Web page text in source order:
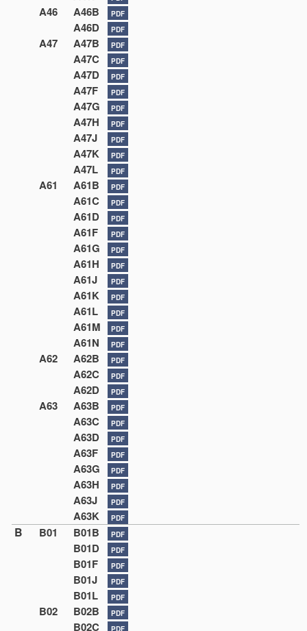
A46 A46B PDF
A46D PDF
A47 A47B PDF
A47C PDF
A47D PDF
A47F PDF
A47G PDF
A47H PDF
A47J PDF
A47K PDF
A47L PDF
A61 A61B PDF
A61C PDF
A61D PDF
A61F PDF
A61G PDF
A61H PDF
A61J PDF
A61K PDF
A61L PDF
A61M PDF
A61N PDF
A62 A62B PDF
A62C PDF
A62D PDF
A63 A63B PDF
A63C PDF
A63D PDF
A63F PDF
A63G PDF
A63H PDF
A63J PDF
A63K PDF
B B01 B01B PDF
B01D PDF
B01F PDF
B01J PDF
B01L PDF
B02 B02B PDF
B02C PDF